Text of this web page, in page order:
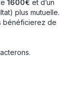
1600€ et d’un
plus mutuelle.
bénéficierez de